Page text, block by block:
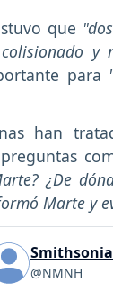
que
y
para
han
¿De
Marte y
@NMNH